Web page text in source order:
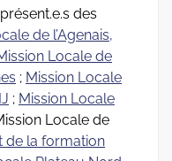
des
de l’Agenais,
Locale de
; Mission Locale
; Mission Locale
Locale de
de la formation